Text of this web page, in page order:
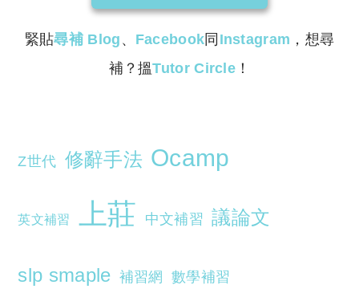
緊貼尋補 Blog 、 Facebook 同 Instagram ，想尋
補？搵Tutor Circle ！
Z世代 修辭手法 Ocamp
英文補習 上莊 中文補習 議論文
slp smaple 補習網 數學補習